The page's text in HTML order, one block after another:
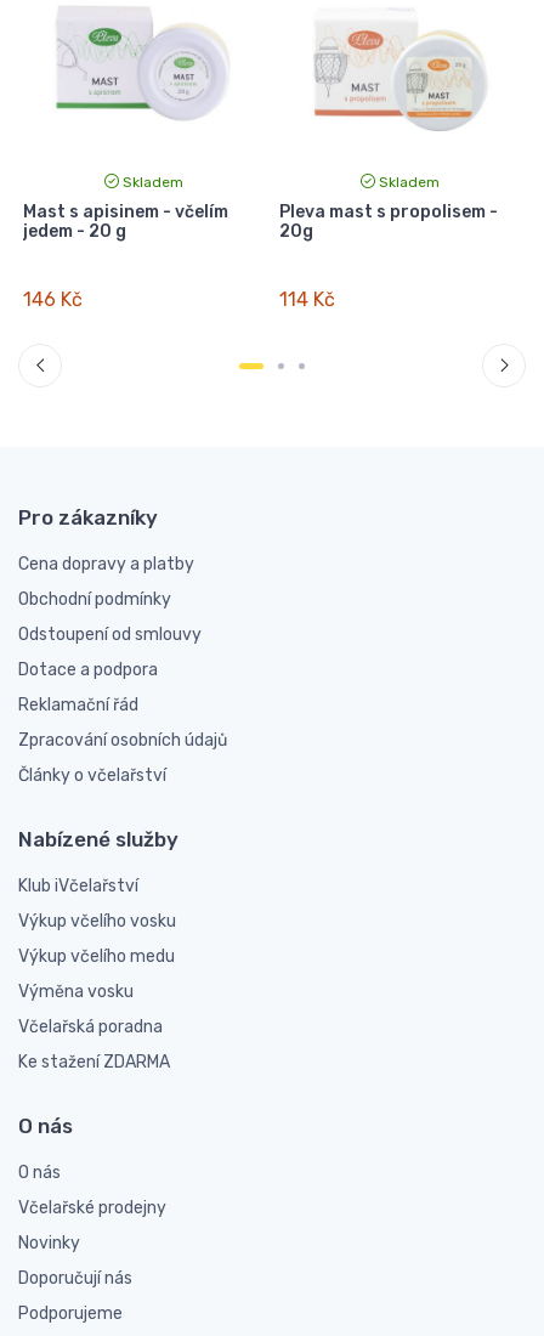
Skladem
Mast s apisinem - včelím
jedem - 20 g
146 Kč
Skladem
Pleva mast s propolisem -
20g
114 Kč
Pro zákazníky
Cena dopravy a platby
Obchodní podmínky
Odstoupení od smlouvy
Dotace a podpora
Reklamační řád
Zpracování osobních údajů
Články o včelařství
Nabízené služby
Klub iVčelařství
Výkup včelího vosku
Výkup včelího medu
Výměna vosku
Včelařská poradna
Ke stažení ZDARMA
O nás
O nás
Včelařské prodejny
Novinky
Doporučují nás
Podporujeme